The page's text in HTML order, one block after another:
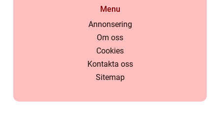
Menu
Annonsering
Om oss
Cookies
Kontakta oss
Sitemap